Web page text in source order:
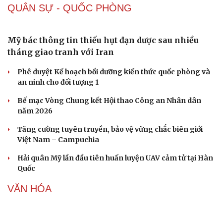
lượng bị xử phạt hơn 1,7 tỷ đồng
chiều nay 6/8
Vĩnh Long kiểm tra phát hiện 17 trường hợp kinh doanh
Giá bạc hôm nay: Giá bạc trong nước lên mức hơn 62
QUÂN SỰ - QUỐC PHÒNG
Mỹ bác thông tin thiếu hụt đạn dược sau nhiều
tháng giao tranh với Iran
an ninh cho đối tượng 1